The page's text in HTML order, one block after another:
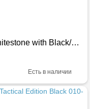
Garmin Instinct 3 – 50 mm Solar Whitestone with Black/Bolt Blue Band 010-02935-03
Есть в наличии